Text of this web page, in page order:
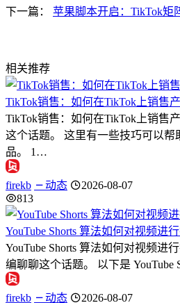
下一篇： 苹果脚本开启：TikTok矩
相关推荐
TikTok销售：如何在TikTok上销售
TikTok销售：如何在TikTok上销售
这个话题。 这里有一些技巧可以帮
品。 1…
firekb 动态
2026-08-07
813
YouTube Shorts 算法如何对视频进
YouTube Shorts 算法如何对视频进
编聊聊这个话题。 以下是 YouTube
firekb 动态
2026-08-07